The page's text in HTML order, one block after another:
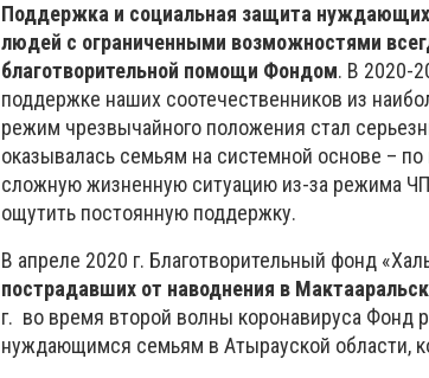
Поддержка и социальная защита
людей с ограниченными возможностями
благотворительной помощи Фондом. В 2020-
поддержке наших соотечественников из
режим чрезвычайного положения стал
оказывалась семьям на системной основе –
сложную жизненную ситуацию из-за режима
ощутить постоянную поддержку.
В апреле 2020 г. Благотворительный фонд
пострадавших от наводнения в
г. во время второй волны коронавируса Фонд
нуждающимся семьям в Атырауской области,